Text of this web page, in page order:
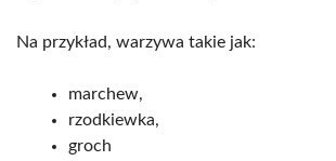
Na przykład, warzywa takie jak:
marchew,
rzodkiewka,
groch